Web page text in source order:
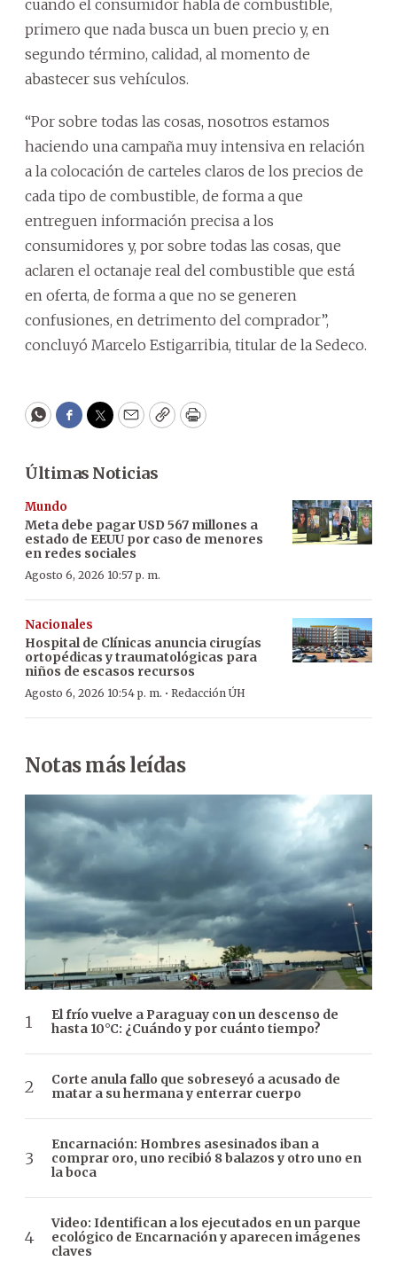
cuando el consumidor habla de combustible,
primero que nada busca un buen precio y, en
segundo término, calidad, al momento de
abastecer sus vehículos.
“Por sobre todas las cosas, nosotros estamos
haciendo una campaña muy intensiva en relación
a la colocación de carteles claros de los precios de
cada tipo de combustible, de forma a que
entreguen información precisa a los
consumidores y, por sobre todas las cosas, que
aclaren el octanaje real del combustible que está
en oferta, de forma a que no se generen
confusiones, en detrimento del comprador”,
concluyó Marcelo Estigarribia, titular de la Sedeco.
WhatsApp
Facebook
Twitter
EmailCopyPrint
Últimas Noticias
Mundo
Meta debe pagar USD 567 millones a
estado de EEUU por caso de menores
en redes sociales
Agosto 6, 2026 10:57 p. m.
Nacionales
Hospital de Clínicas anuncia cirugías
ortopédicas y traumatológicas para
niños de escasos recursos
Agosto 6, 2026 10:54 p. m. · Redacción ÚH
Notas más leídas
El frío vuelve a Paraguay con un descenso de
hasta 10°C: ¿Cuándo y por cuánto tiempo?
Corte anula fallo que sobreseyó a acusado de
matar a su hermana y enterrar cuerpo
Encarnación: Hombres asesinados iban a
comprar oro, uno recibió 8 balazos y otro uno en
la boca
Video: Identifican a los ejecutados en un parque
ecológico de Encarnación y aparecen imágenes
claves